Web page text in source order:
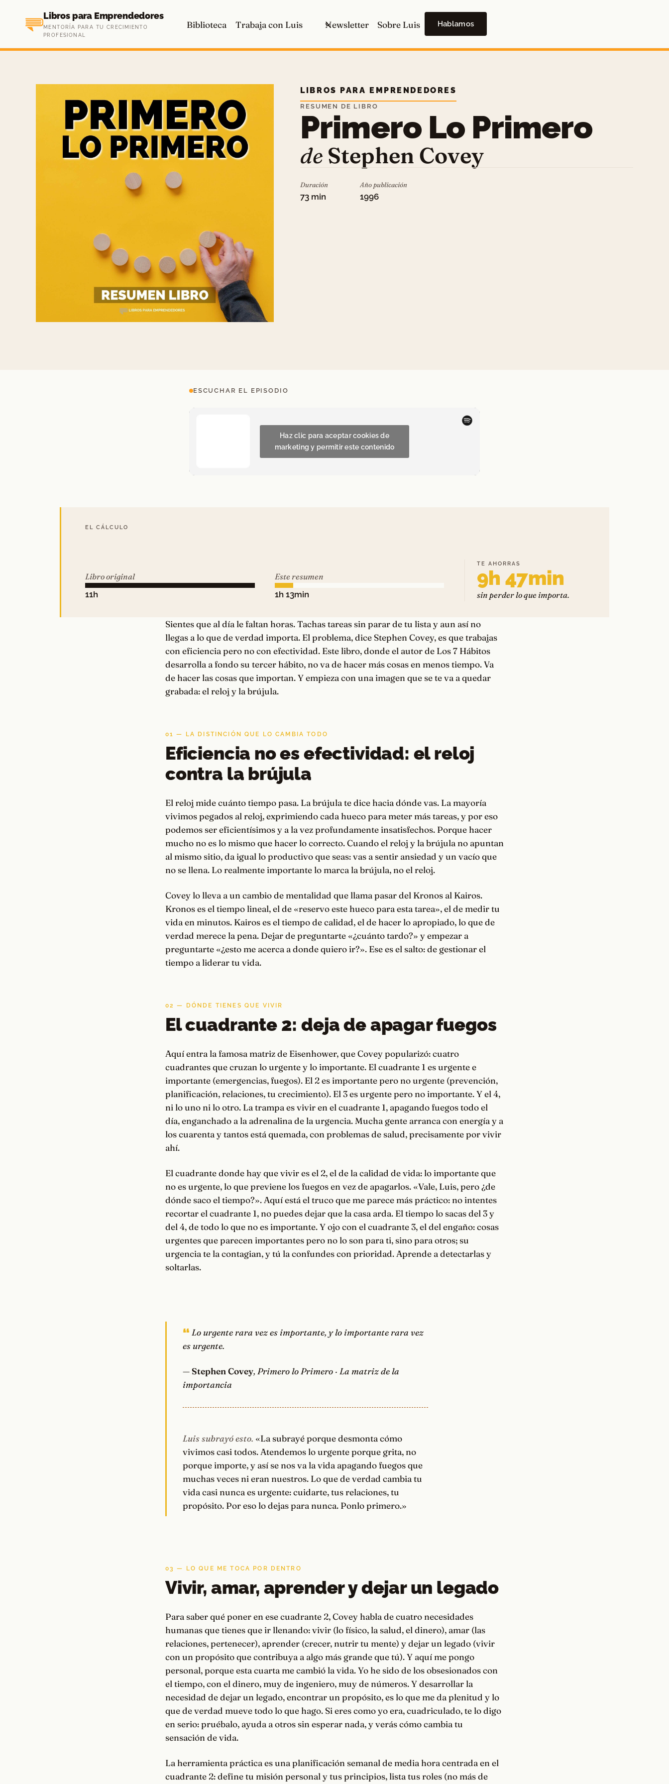
contenido
Libros para Emprendedores
MENTORÍA PARA TU CRECIMIENTO
PROFESIONAL
Biblioteca Trabaja con Luis Newsletter Sobre Luis Hablamos
LIBROS PARA EMPRENDEDORES
RESUMEN DE LIBRO
Primero Lo Primero
de Stephen Covey
Duración
73 min
Año publicación
1996
ESCUCHAR EL EPISODIO
Haz clic para aceptar cookies de
marketing y permitir este contenido
EL CÁLCULO
Libro original
11h
Este resumen
1h 13min
TE AHORRAS
9h 47min
sin perder lo que importa.
Sientes que al día le faltan horas. Tachas tareas sin parar de tu lista y aun así no
llegas a lo que de verdad importa. El problema, dice Stephen Covey, es que trabajas
con eficiencia pero no con efectividad. Este libro, donde el autor de Los 7 Hábitos
desarrolla a fondo su tercer hábito, no va de hacer más cosas en menos tiempo. Va
de hacer las cosas que importan. Y empieza con una imagen que se te va a quedar
grabada: el reloj y la brújula.
01 — LA DISTINCIÓN QUE LO CAMBIA TODO
Eficiencia no es efectividad: el reloj
contra la brújula
El reloj mide cuánto tiempo pasa. La brújula te dice hacia dónde vas. La mayoría
vivimos pegados al reloj, exprimiendo cada hueco para meter más tareas, y por eso
podemos ser eficientísimos y a la vez profundamente insatisfechos. Porque hacer
mucho no es lo mismo que hacer lo correcto. Cuando el reloj y la brújula no apuntan
al mismo sitio, da igual lo productivo que seas: vas a sentir ansiedad y un vacío que
no se llena. Lo realmente importante lo marca la brújula, no el reloj.
Covey lo lleva a un cambio de mentalidad que llama pasar del Kronos al Kairos.
Kronos es el tiempo lineal, el de «reservo este hueco para esta tarea», el de medir tu
vida en minutos. Kairos es el tiempo de calidad, el de hacer lo apropiado, lo que de
verdad merece la pena. Dejar de preguntarte «¿cuánto tardo?» y empezar a
preguntarte «¿esto me acerca a donde quiero ir?». Ese es el salto: de gestionar el
tiempo a liderar tu vida.
02 — DÓNDE TIENES QUE VIVIR
El cuadrante 2: deja de apagar fuegos
Aquí entra la famosa matriz de Eisenhower, que Covey popularizó: cuatro
cuadrantes que cruzan lo urgente y lo importante. El cuadrante 1 es urgente e
importante (emergencias, fuegos). El 2 es importante pero no urgente (prevención,
planificación, relaciones, tu crecimiento). El 3 es urgente pero no importante. Y el 4,
ni lo uno ni lo otro. La trampa es vivir en el cuadrante 1, apagando fuegos todo el
día, enganchado a la adrenalina de la urgencia. Mucha gente arranca con energía y a
los cuarenta y tantos está quemada, con problemas de salud, precisamente por vivir
ahí.
El cuadrante donde hay que vivir es el 2, el de la calidad de vida: lo importante que
no es urgente, lo que previene los fuegos en vez de apagarlos. «Vale, Luis, pero ¿de
dónde saco el tiempo?». Aquí está el truco que me parece más práctico: no intentes
recortar el cuadrante 1, no puedes dejar que la casa arda. El tiempo lo sacas del 3 y
del 4, de todo lo que no es importante. Y ojo con el cuadrante 3, el del engaño: cosas
urgentes que parecen importantes pero no lo son para ti, sino para otros; su
urgencia te la contagian, y tú la confundes con prioridad. Aprende a detectarlas y
soltarlas.
Lo urgente rara vez es importante, y lo importante rara vez
es urgente.
—Stephen Covey, Primero lo Primero · La matriz de la
importancia
Luis subrayó esto. «La subrayé porque desmonta cómo
vivimos casi todos. Atendemos lo urgente porque grita, no
porque importe, y así se nos va la vida apagando fuegos que
muchas veces ni eran nuestros. Lo que de verdad cambia tu
vida casi nunca es urgente: cuidarte, tus relaciones, tu
propósito. Por eso lo dejas para nunca. Ponlo primero.»
03 — LO QUE ME TOCA POR DENTRO
Vivir, amar, aprender y dejar un legado
Para saber qué poner en ese cuadrante 2, Covey habla de cuatro necesidades
humanas que tienes que ir llenando: vivir (lo físico, la salud, el dinero), amar (las
relaciones, pertenecer), aprender (crecer, nutrir tu mente) y dejar un legado (vivir
con un propósito que contribuya a algo más grande que tú). Y aquí me pongo
personal, porque esta cuarta me cambió la vida. Yo he sido de los obsesionados con
el tiempo, con el dinero, muy de ingeniero, muy de números. Y desarrollar la
necesidad de dejar un legado, encontrar un propósito, es lo que me da plenitud y lo
que de verdad mueve todo lo que hago. Si eres como yo era, cuadriculado, te lo digo
en serio: pruébalo, ayuda a otros sin esperar nada, y verás cómo cambia tu
sensación de vida.
La herramienta práctica es una planificación semanal de media hora centrada en el
cuadrante 2: define tu misión personal y tus principios, lista tus roles (no más de